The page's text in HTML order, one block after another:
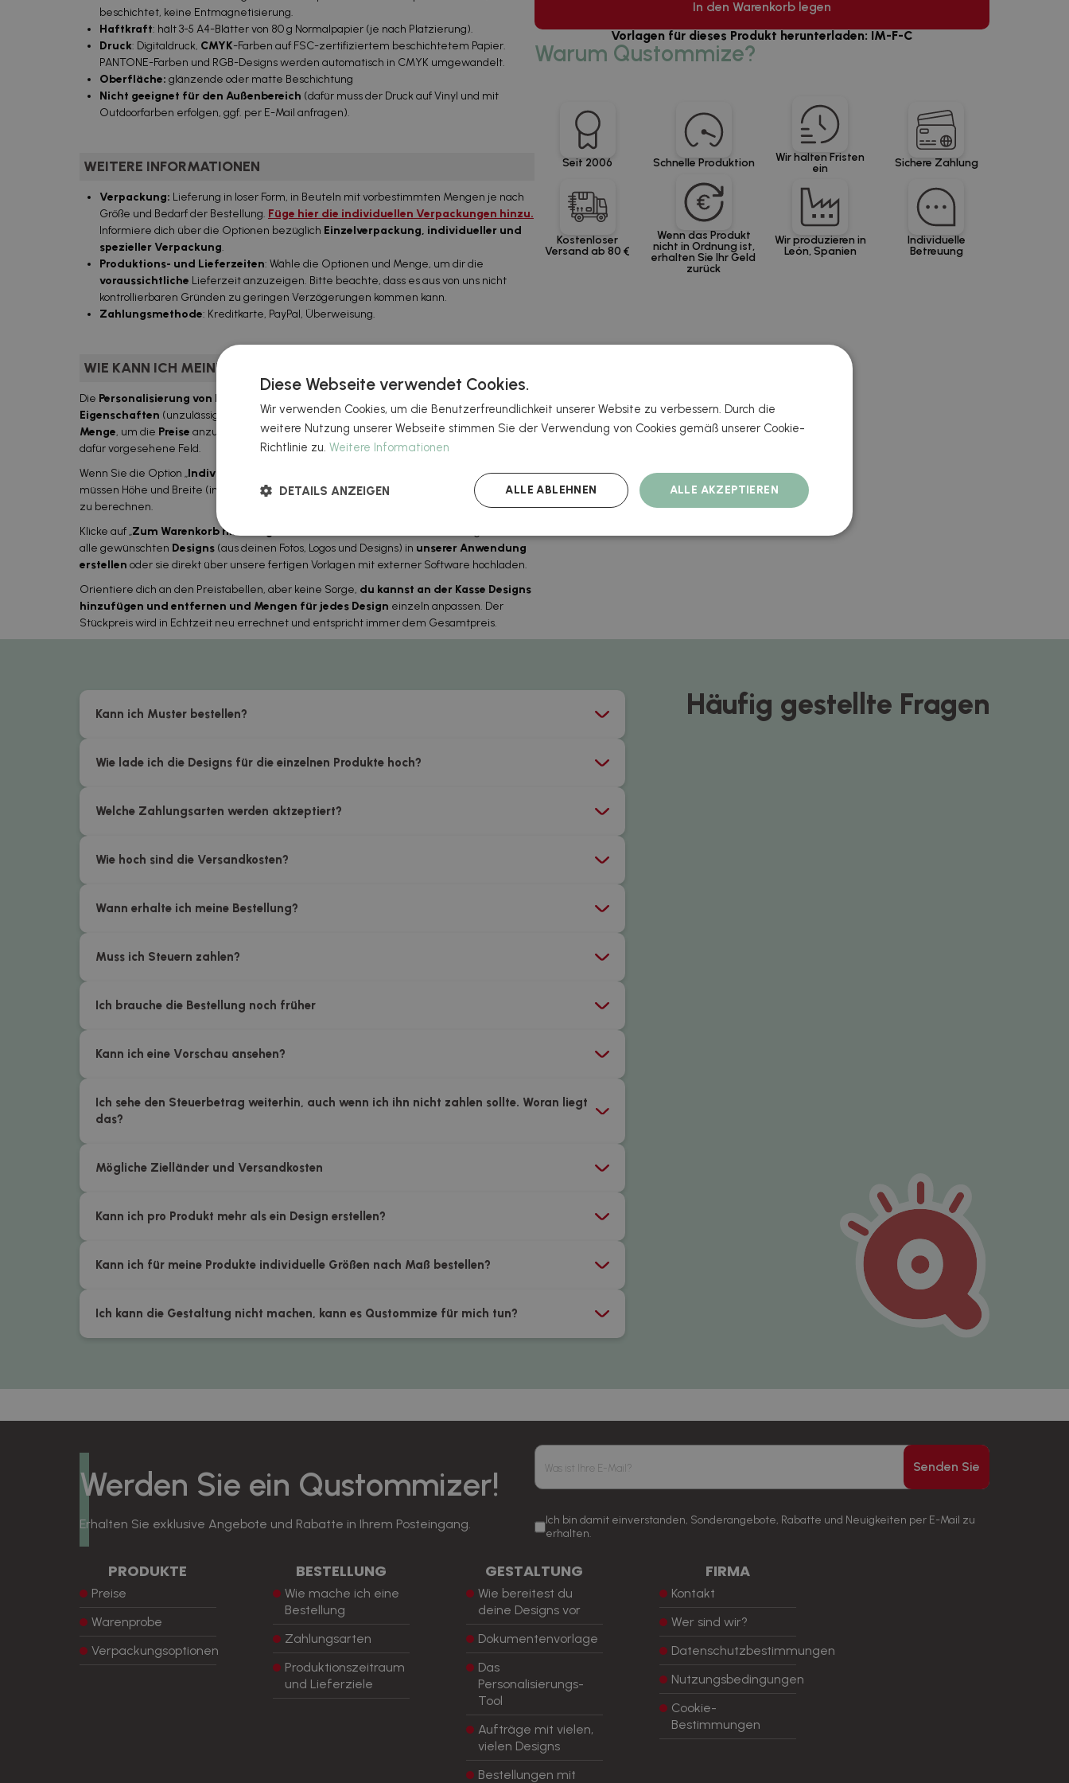
beschichtet, keine Entmagnetisierung.
Haftkraft: hält 3-5 A4-Blätter von 80 g Normalpapier (je nach Platzierung).
Druck: Digitaldruck, CMYK-Farben auf FSC-zertifiziertem beschichtetem Papier.
PANTONE-Farben und RGB-Designs werden automatisch in CMYK umgewandelt.
Oberfläche: glänzende oder matte Beschichtung
Nicht geeignet für den Außenbereich (dafür muss der Druck auf Vinyl und mit
Outdoorfarben erfolgen, ggf. per E-Mail anfragen).
WEITERE INFORMATIONEN
Verpackung: Lieferung in loser Form, in Beuteln mit vorbestimmten Mengen je nach
Größe und Bedarf der Bestellung. Füge hier die individuellen Verpackungen hinzu.
Informiere dich über die Optionen bezüglich Einzelverpackung, individueller und
spezieller Verpackung.
Produktions- und Lieferzeiten: Wähle die Optionen und Menge, um dir die
voraussichtliche Lieferzeit anzuzeigen. Bitte beachte, dass es aus von uns nicht
kontrollierbaren Gründen zu geringen Verzögerungen kommen kann.
Zahlungsmethode: Kreditkarte, PayPal, Überweisung.
WIE KANN ICH MEINE PRODUKTE PERSONALISIEREN?
Die Personalisierung von Produkten
Eigenschaften (unzulässige Kombinationen werden gestrichen) und die gewünschte
Menge, um die Preise anzuzeigen, oder schreibe die genaue benötigte Menge in das
dafür vorgesehene Feld.
Wenn Sie die Option „Individuelle Größe
“ wählen, wird keine Preistabelle angezeigt. Sie
müssen Höhe und Breite (in mm) sowie die gewünschte Menge eingeben, um den Preis
zu berechnen.
Klicke auf „Zum Warenkorb hinzufügen
alle gewünschten Designs (aus deinen Fotos, Logos und Designs) in unserer Anwendung
erstellen oder sie direkt über unsere fertigen Vorlagen mit externer Software hochladen.
Orientiere dich an den Preistabellen, aber keine Sorge, du kannst an der Kasse Designs
hinzufügen und entfernen und Mengen für jedes Design einzeln anpassen. Der
Stückpreis wird in Echtzeit neu errechnet und entspricht immer dem Gesamtpreis.
In den Warenkorb legen
Vorlagen für dieses Produkt herunterladen: IM-F-C
Warum Qustommize?
Seit 2006 Schnelle Produktion
Wir halten Fristen
ein
Sichere Zahlung
Kostenloser
Versand ab 80 €
Wenn das Produkt
nicht in Ordnung ist,
erhalten Sie Ihr Geld
zurück
Wir produzieren in
León, Spanien
Individuelle
Betreuung
Kann ich Muster bestellen?
Wie lade ich die Designs für die einzelnen Produkte hoch?
Welche Zahlungsarten werden aktzeptiert?
Wie hoch sind die Versandkosten?
Wann erhalte ich meine Bestellung?
Muss ich Steuern zahlen?
Ich brauche die Bestellung noch früher
Kann ich eine Vorschau ansehen?
Ich sehe den Steuerbetrag weiterhin, auch wenn ich ihn nicht zahlen sollte. Woran liegt
das?
Mögliche Zielländer und Versandkosten
Kann ich pro Produkt mehr als ein Design erstellen?
Kann ich für meine Produkte individuelle Größen nach Maß bestellen?
Ich kann die Gestaltung nicht machen, kann es Qustommize für mich tun?
Häufig gestellte Fragen
Werden Sie ein Qustommizer!
Erhalten Sie exklusive Angebote und Rabatte in Ihrem Posteingang.
Senden Sie
Ich bin damit einverstanden, Sonderangebote, Rabatte und Neuigkeiten per E-Mail zu
erhalten.
PRODUKTE
Preise
Warenprobe
Verpackungsoptionen
BESTELLUNG
Wie mache ich eine
Bestellung
Zahlungsarten
Produktionszeitraum
und Lieferziele
GESTALTUNG
Wie bereitest du
deine Designs vor
Dokumentenvorlage
Das
Personalisierungs-
Tool
Aufträge mit vielen,
vielen Designs
Bestellungen mit
FIRMA
Kontakt
Wer sind wir?
Datenschutzbestimmungen
Nutzungsbedingungen
Cookie-
Bestimmungen
Diese Webseite verwendet Cookies.
Wir verwenden Cookies, um die Benutzerfreundlichkeit unserer Website zu verbessern. Durch die
weitere Nutzung unserer Webseite stimmen Sie der Verwendung von Cookies gemäß unserer Cookie-
Richtlinie zu. Weitere Informationen
ALLE AKZEPTIEREN
ALLE ABLEHNEN
DETAILS ANZEIGEN